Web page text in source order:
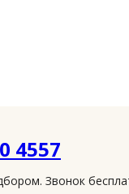
4557
Звонок